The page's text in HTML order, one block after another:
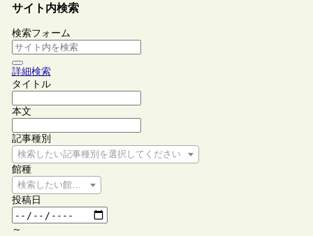
サイト内検索
検索フォーム
詳細検索
タイトル
本文
記事種別
検索したい記事種別を選択してください
館種
検索したい館種を選択してください
投稿日
～